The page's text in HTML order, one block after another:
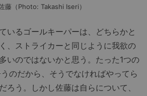
藤（Photo: Takashi Iseri）
いるゴールキーパーは、どちらかと
、ストライカーと同じように我欲の
いのではないかと思う。たった1つの
のだから、そうでなければやってら
ろう。しかし佐藤は自らについて、